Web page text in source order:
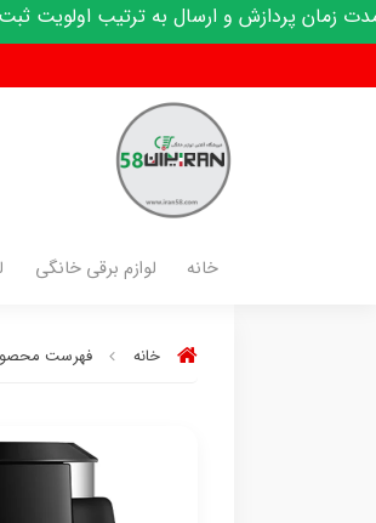
و ارسال به ترتیب اولویت ثبت تحویل پست
خانه لوازم برقی خانگی
خانه فهرست